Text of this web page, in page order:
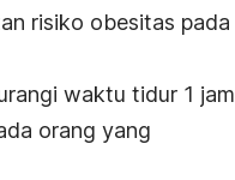
risiko obesitas pada
waktu tidur 1 jam
orang yang